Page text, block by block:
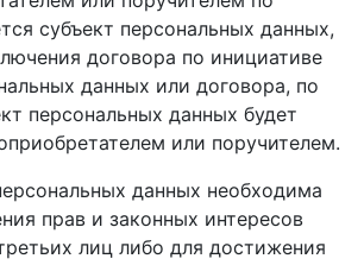
субъект персональных данных,
договора по инициативе
данных или договора, по
персональных данных будет
или поручителем.
данных необходима
прав и законных интересов
лиц либо для достижения